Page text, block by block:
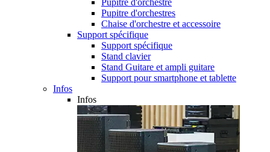
Pupitre d'orchestre
Pupitre d'orchestres
Chaise d'orchestre et accessoire
Support spécifique
Support spécifique
Stand clavier
Stand Guitare et ampli guitare
Support pour smartphone et tablette
Infos
Infos